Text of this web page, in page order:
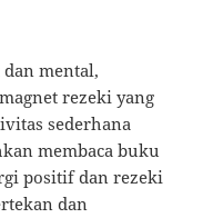
mental,
rezeki yang
sederhana
membaca buku
positif dan rezeki
dan